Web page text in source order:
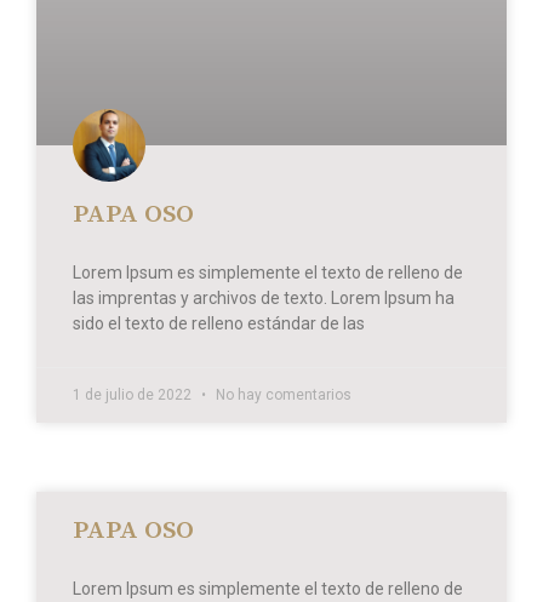
PAPA OSO
Lorem Ipsum es simplemente el texto de relleno de
las imprentas y archivos de texto. Lorem Ipsum ha
sido el texto de relleno estándar de las
1 de julio de 2022 No hay comentarios
PAPA OSO
Lorem Ipsum es simplemente el texto de relleno de